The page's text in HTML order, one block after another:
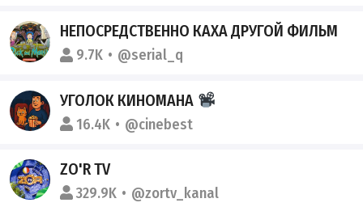
НЕПОСРЕДСТВЕННО КАХА ДРУГОЙ ФИЛЬМ
9.7K @serial_q
УГОЛОК КИНОМАНА
16.4K @cinebest
ZO'R TV
329.9K @zortv_kanal